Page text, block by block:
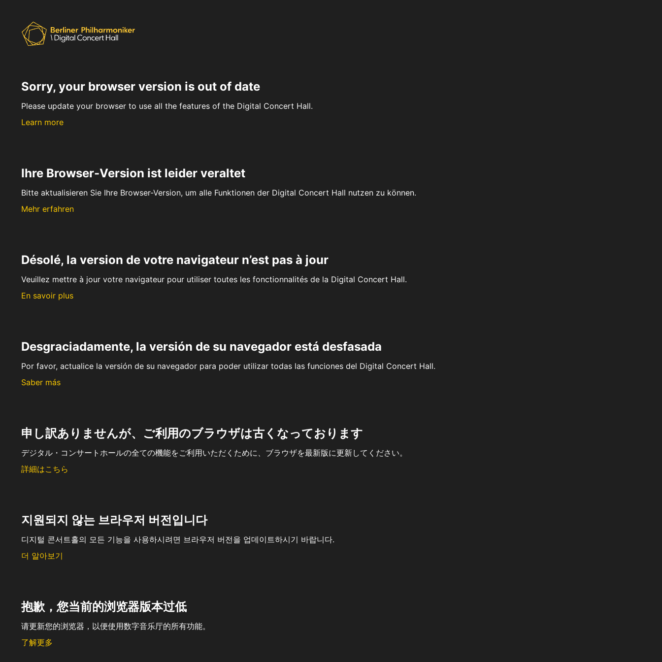
Sorry, your browser version is out of date
Please update your browser to use all the features of the Digital Concert Hall.
Learn more
Ihre Browser-Version ist leider veraltet
Bitte aktualisieren Sie Ihre Browser-Version, um alle Funktionen der Digital Concert Hall nutzen zu können.
Mehr erfahren
Désolé, la version de votre navigateur n’est pas à jour
Veuillez mettre à jour votre navigateur pour utiliser toutes les fonctionnalités de la Digital Concert Hall.
En savoir plus
Desgraciadamente, la versión de su navegador está desfasada
Por favor, actualice la versión de su navegador para poder utilizar todas las funciones del Digital Concert Hall.
Saber más
申し訳ありませんが、ご利用のブラウザは古くなっております
デジタル・コンサートホールの全ての機能をご利用いただくために、ブラウザを最新版に更新してください。
詳細はこちら
지원되지 않는 브라우저 버전입니다
디지털 콘서트홀의 모든 기능을 사용하시려면 브라우저 버전을 업데이트하시기 바랍니다.
더 알아보기
抱歉，您当前的浏览器版本过低
请更新您的浏览器，以便使用数字音乐厅的所有功能。
了解更多